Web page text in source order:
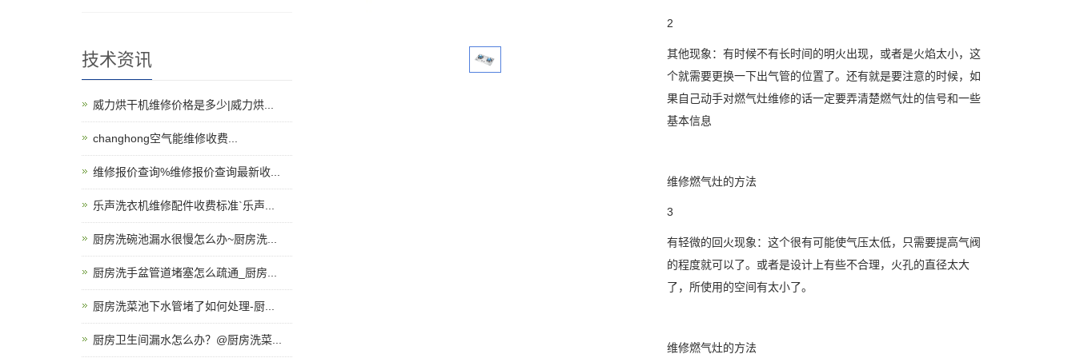
2
其他现象：有时候不有长时间的明火出现，或者是火焰太小，这
个就需要更换一下出气管的位置了。还有就是要注意的时候，如
果自己动手对燃气灶维修的话一定要弄清楚燃气灶的信号和一些
基本信息
维修燃气灶的方法
3
有轻微的回火现象：这个很有可能使气压太低，只需要提高气阀
的程度就可以了。或者是设计上有些不合理，火孔的直径太大
了，所使用的空间有太小了。
维修燃气灶的方法
技术资讯
威力烘干机维修价格是多少|威力烘...
changhong空气能维修收费...
维修报价查询%维修报价查询最新收...
乐声洗衣机维修配件收费标准`乐声...
厨房洗碗池漏水很慢怎么办~厨房洗...
厨房洗手盆管道堵塞怎么疏通_厨房...
厨房洗菜池下水管堵了如何处理-厨...
厨房卫生间漏水怎么办？@厨房洗菜...